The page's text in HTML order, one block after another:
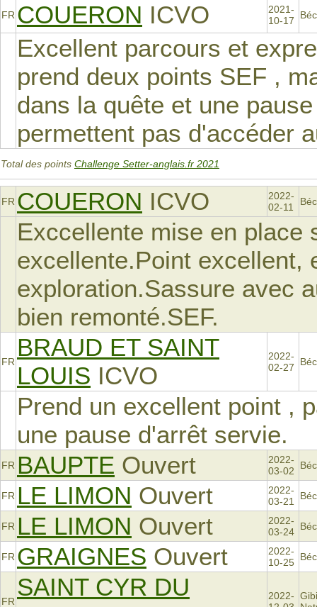
FR COUERON ICVO
2021-
10-17
Excellent parcours et
prend deux points SEF ,
dans la quête et une
permettent pas d'accéder
Total des points Challenge Setter-anglais.fr 2021
FR COUERON ICVO
2022-
02-11
Exccellente mise en place
excellente.Point excellent,
exploration.Sassure avec
bien remonté.SEF.
FR
BRAUD ET SAINT
LOUIS ICVO
2022-
02-27
Prend un excellent point ,
une pause d'arrêt servie.
FR BAUPTE Ouvert
2022-
03-02
FR LE LIMON Ouvert
2022-
03-21
FR LE LIMON Ouvert
2022-
03-24
FR GRAIGNES Ouvert
2022-
10-25
FR
SAINT CYR DU
2022-